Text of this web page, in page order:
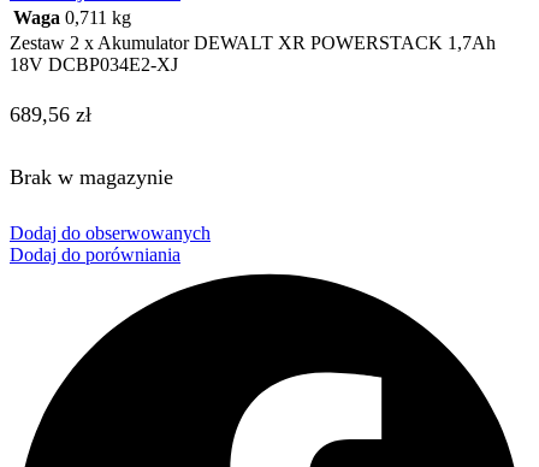
Waga 0,711 kg
Zestaw 2 x Akumulator DEWALT XR POWERSTACK 1,7Ah
18V DCBP034E2-XJ
689,56 zł
Brak w magazynie
Dodaj do obserwowanych
Dodaj do porówniania